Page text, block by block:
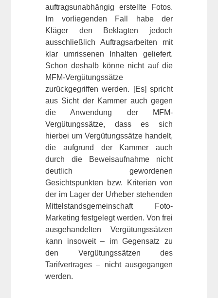
auftragsunabhängig erstellte Fotos.
Im vorliegenden Fall habe der
Kläger den Beklagten jedoch
ausschließlich Auftragsarbeiten mit
klar umrissenen Inhalten geliefert.
Schon deshalb könne nicht auf die
MFM-Vergütungssätze
zurückgegriffen werden. [Es] spricht
aus Sicht der Kammer auch gegen
die Anwendung der MFM-
Vergütungssätze, dass es sich
hierbei um Vergütungssätze handelt,
die aufgrund der Kammer auch
durch die Beweisaufnahme nicht
deutlich gewordenen
Gesichtspunkten bzw. Kriterien von
der im Lager der Urheber stehenden
Mittelstandsgemeinschaft Foto-
Marketing festgelegt werden. Von frei
ausgehandelten Vergütungssätzen
kann insoweit – im Gegensatz zu
den Vergütungssätzen des
Tarifvertrages – nicht ausgegangen
werden.